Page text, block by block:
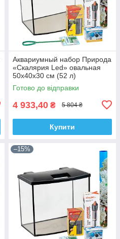
Аквариумный набор Природа
«Скалярия Led» овальная
50х40х30 см (52 л)
Готово до відправки
4 933,40 ₴ 5 804 ₴
Купити
–15%